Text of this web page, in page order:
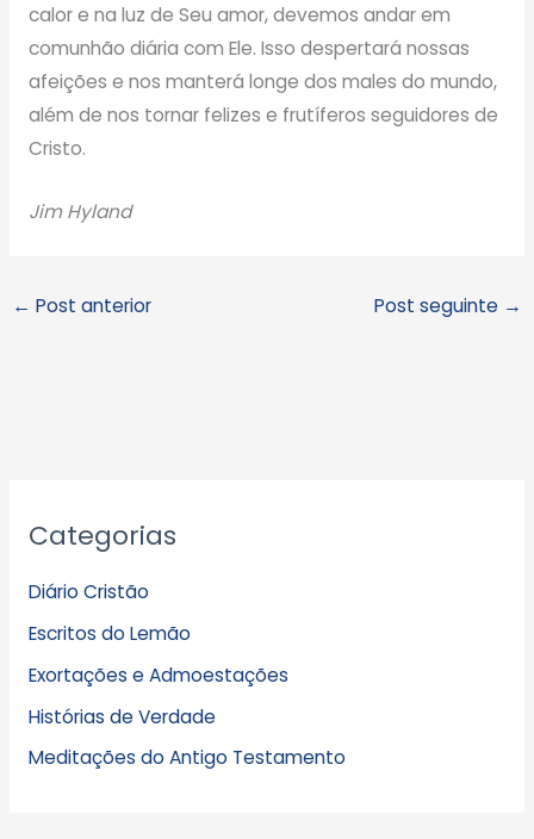
calor e na luz de Seu amor, devemos andar em
comunhão diária com Ele. Isso despertará nossas
afeições e nos manterá longe dos males do mundo,
além de nos tornar felizes e frutíferos seguidores de
Cristo.
Jim Hyland
← Post anterior Post seguinte →
Categorias
Diário Cristão
Escritos do Lemão
Exortações e Admoestações
Histórias de Verdade
Meditações do Antigo Testamento
r
i
v
o
s